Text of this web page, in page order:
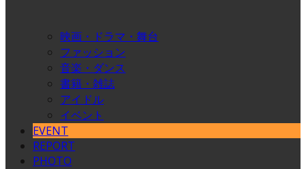
映画・ドラマ・舞台
ファッション
音楽・ダンス
書籍・雑誌
アイドル
イベント
EVENT
REPORT
PHOTO